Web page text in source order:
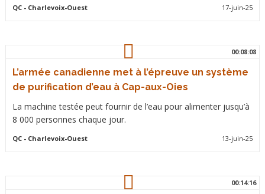
QC- Charlevoix-Ouest 17-juin-25
00:08:08
L’armée canadienne met à l’épreuve un système
de purification d’eau à Cap-aux-Oies
La machine testée peut fournir de l’eau pour alimenter jusqu’à
8 000 personnes chaque jour.
QC- Charlevoix-Ouest 13-juin-25
00:14:16